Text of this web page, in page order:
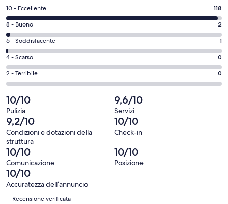
un’altra
finestra
Valutazione
di
10
-
Eccellente.
118
su
121
recensioni
10 - Eccellente 118
Valutazione
di
8
-
Buono.
2
121
recensioni
8 - Buono 2
Valutazione
di
6
-
Soddisfacente.
1
su
121
recensioni
6 - Soddisfacente 1
Valutazione
di
4
Scarso.
0
su
121
recensioni
4 - Scarso 0
Valutazione
di
2
-
Terribile.
0
su
121
recensioni
2 - Terribile 0
10/10
Pulizia
9,6/10
Servizi
9,2/10
Condizioni e dotazioni della
struttura
10/10
Check-in
10/10
Comunicazione
10/10
Posizione
10/10
Accuratezza dell’annuncio
Recensioni
Recensione verificata